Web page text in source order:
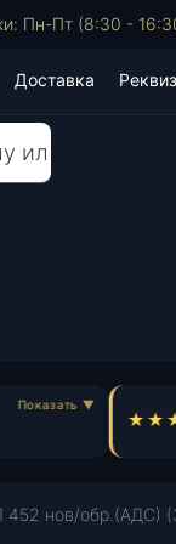
Пн-Пт (8:30 -
Доставка
нов/обр.(АДС)